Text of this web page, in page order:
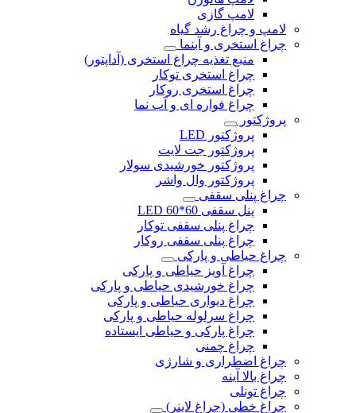
لامپ گازی
لامپ و چراغ رشد گیاه
چراغ استخری و آبنما
منبع تغذیه چراغ استخری (آداپتور)
چراغ استخری توکار
چراغ استخری روکار
چراغ فواره ای و آب نما
پروژکتور
پروژکتور LED
پروژکتور جت لایت
پروژکتور خورشیدی سولار
پروژکتور وال واشر
چراغ پنلی سقفی
پنل سقفی 60*60 LED
چراغ پنلی سقفی توکار
چراغ پنلی سقفی روکار
چراغ حیاطی و پارکی
چراغ آویز حیاطی و پارکی
چراغ خورشیدی حیاطی و پارکی
چراغ دیواری حیاطی و پارکی
چراغ سرلوله حیاطی و پارکی
چراغ پارکی و حیاطی ایستاده
چراغ چمنی
چراغ اضطراری و شارژی
چراغ بالا آینه
چراغ تونلی
چراغ خطی (چراغ لاینر)